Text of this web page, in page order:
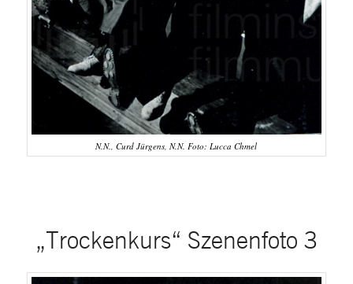
N.N., Curd Jürgens, N.N. Foto: Lucca Chmel
„Trockenkurs“ Szenenfoto 3